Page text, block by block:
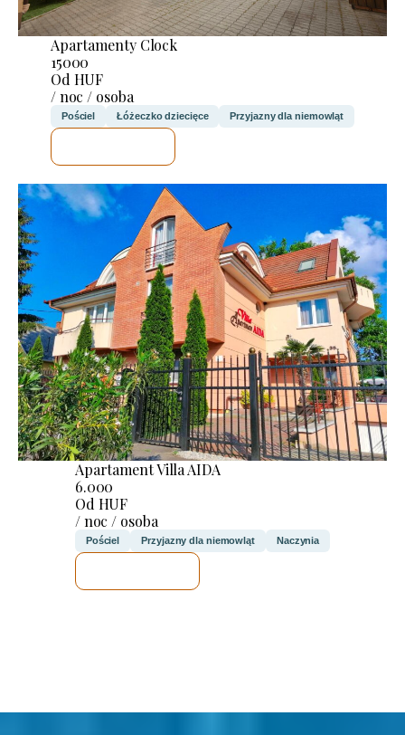
Apartamenty Clock
15000
Od HUF
/ noc / osoba
Pościel Łóżeczko dziecięce Przyjazny dla niemowląt
Apartament Villa AIDA
6.000
Od HUF
/ noc / osoba
Pościel Przyjazny dla niemowląt Naczynia